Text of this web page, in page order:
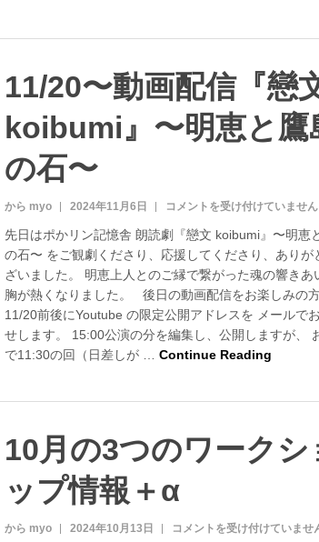
11/20〜動画配信『戀
koibumi』〜明恵と鷹
の石〜
から myo 2024年11月6日
1
/
2
0
〜
動
画
配
信
o
b
u
コメントを受け付けていません
先日はポかリン記憶舎 朗読劇『戀文 koibumi』〜明恵
の石〜 をご観劇くださり、応援してくださり、ありが
ざいました。 明恵上人とのご縁で繋がった魂の響きあ
胸が熱くなりました。 後日の動画配信をお楽しみの方
11/20前後にYoutube の限定公開アドレスを メールで
せします。 15:00公演の分を編集し、公開しますが、
で11:30の回（日差しが … Continue Reading
10月の3つのワークシ
ップ情報＋α
から myo 2024年10月13日
1
コメントを受け付けていませ